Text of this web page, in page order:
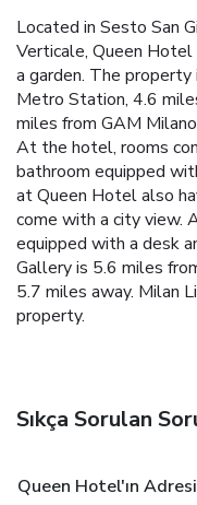
Located in Sesto San
Verticale, Queen Hotel
a garden. The
Metro Station, 4.6
miles from GAM
At the hotel, rooms
bathroom equipped
at Queen Hotel also
come with a city view.
equipped with a desk
Gallery is 5.6 miles
5.7 miles away. Milan
property.
Sıkça Sorulan
Queen Hotel'ın